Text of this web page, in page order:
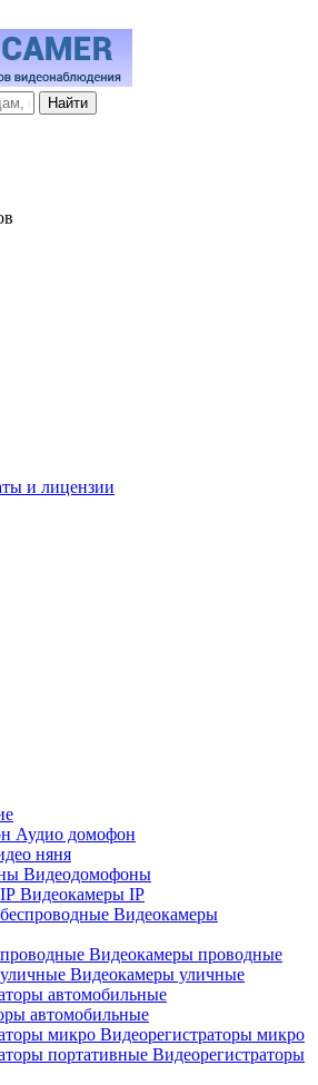
и лицензии
Аудио домофон
няня
Видеодомофоны
Видеокамеры IP
Видеокамеры
Видеокамеры проводные
Видеокамеры уличные
автомобильные
Видеорегистраторы микро
Видеорегистраторы